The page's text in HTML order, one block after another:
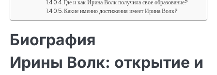
Где и как Ирина Волк получила свое образование?
Какие именно достижения имеет Ирина Волк?
Биография
Ирины Волк: открытие и